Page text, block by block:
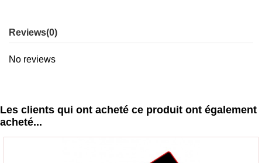
Reviews(0)
No reviews
Les clients qui ont acheté ce produit ont également
acheté...